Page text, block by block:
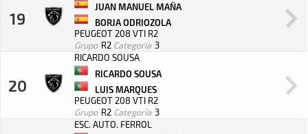
19
JUAN MANUEL MAÑA
BORJA ODRIOZOLA
PEUGEOT 208 VTI R2
Grupo R2 Categoría 3
20
RICARDO SOUSA
RICARDO SOUSA
LUIS MARQUES
PEUGEOT 208 VTI R2
Grupo R2 Categoría 3
ESC. AUTO. FERROL